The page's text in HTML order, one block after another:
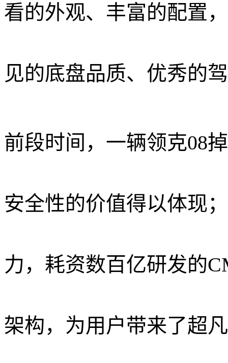
看的外观、丰富的配置
见的底盘品质、优秀的
前段时间，一辆领克08
安全性的价值得以体现
力，耗资数百亿研发的
架构，为用户带来了超